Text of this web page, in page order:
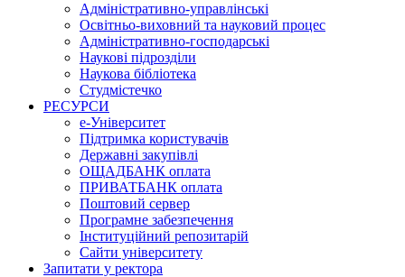
Адміністративно-управлінські
Освітньо-виховний та науковий процес
Адміністративно-господарські
Наукові підрозділи
Наукова бібліотека
Студмістечко
РЕСУРСИ
е-Університет
Підтримка користувачів
Державні закупівлі
ОЩАДБАНК оплата
ПРИВАТБАНК оплата
Поштовий сервер
Програмне забезпечення
Інституційний репозитарій
Сайти університету
Запитати у ректора